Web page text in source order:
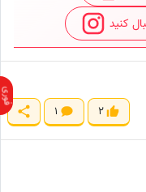
کنید
2
1